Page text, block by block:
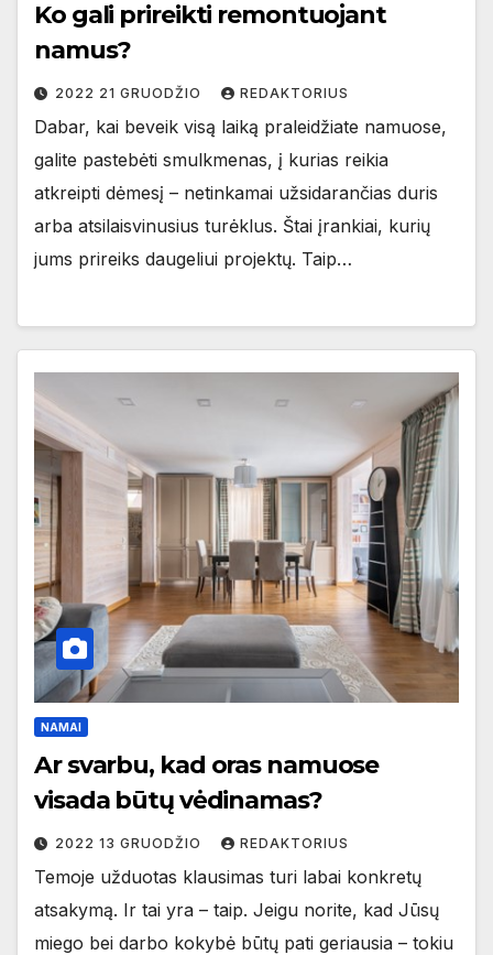
Ko gali prireikti remontuojant
namus?
2022 21 GRUODŽIO REDAKTORIUS
Dabar, kai beveik visą laiką praleidžiate namuose,
galite pastebėti smulkmenas, į kurias reikia
atkreipti dėmesį – netinkamai užsidarančias duris
arba atsilaisvinusius turėklus. Štai įrankiai, kurių
jums prireiks daugeliui projektų. Taip…
NAMAI
Ar svarbu, kad oras namuose
visada būtų vėdinamas?
2022 13 GRUODŽIO REDAKTORIUS
Temoje užduotas klausimas turi labai konkretų
atsakymą. Ir tai yra – taip. Jeigu norite, kad Jūsų
miego bei darbo kokybė būtų pati geriausia – tokiu